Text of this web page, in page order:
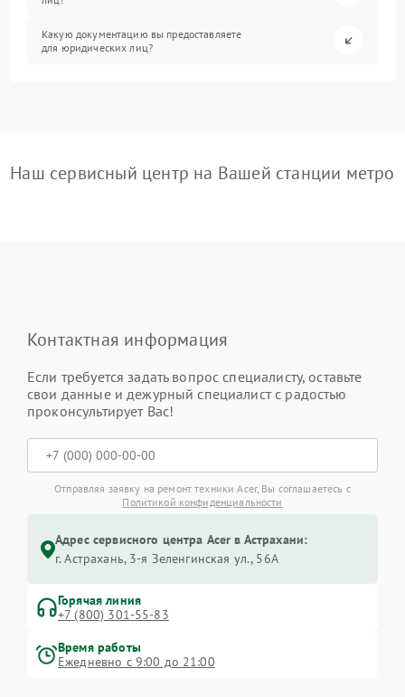
Какую документацию вы предоставляете
для юридических лиц?
Наш сервисный центр на Вашей станции метро
Контактная информация
Если требуется задать вопрос специалисту, оставьте
свои данные и дежурный специалист с радостью
проконсультирует Вас!
Отправляя заявку на ремонт техники Acer, Вы соглашаетесь с
Политикой конфиденциальности
Адрес сервисного центра Acer в Астрахани:
г. Астрахань, 3-я Зеленгинская ул., 56А
Горячая линия
+7 (800) 301-55-83
Время работы
Ежедневно с 9:00 до 21:00